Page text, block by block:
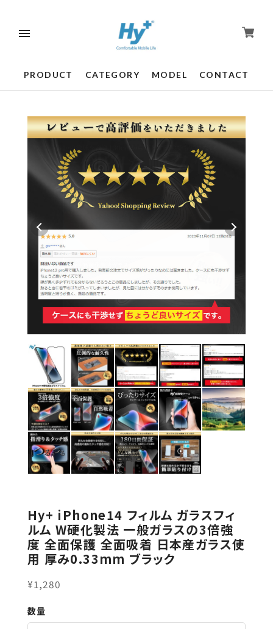
PRODUCT CATEGORY MODEL CONTACT
Hy+ iPhone14 フィルム ガラスフィ
ルム W硬化製法 一般ガラスの3倍強
度 全面保護 全面吸着 日本産ガラス使
用 厚み0.33mm ブラック
¥1,280
数量